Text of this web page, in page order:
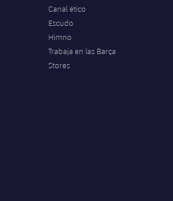
Canal ético
Escudo
Himno
Trabaja en las Barça
Stores